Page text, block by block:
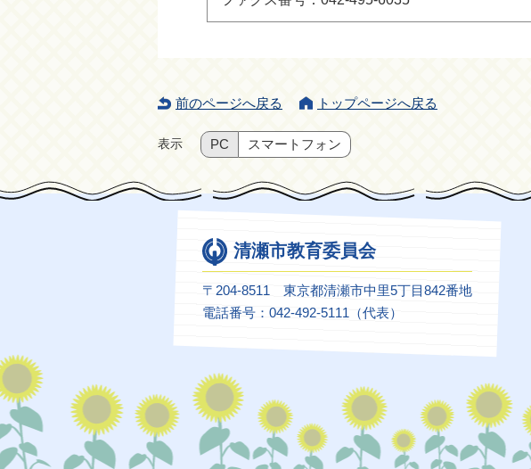
前のページへ戻る トップページへ戻る
表示 PC スマートフォン
清瀬市教育委員会
〒204-8511 東京都清瀬市中里5丁目842番地
電話番号：042-492-5111（代表）